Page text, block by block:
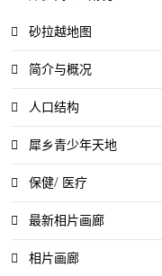
砂拉越地图
简介与概况
人口结构
犀乡青少年天地
保健/ 医疗
最新相片画廊
相片画廊